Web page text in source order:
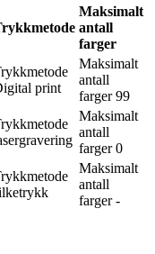
Maksimalt
antall
farger
print
Maksimalt
antall
farger 99
Maksimalt
antall
farger 0
Maksimalt
antall
farger -